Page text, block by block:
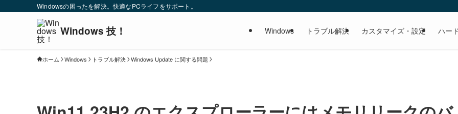
Windowsの困ったを解決。快適なPCライフをサポート。
Windows トラブル解決 カスタマイズ・設定 ハー
ホーム Windows トラブル解決 Windows Update に関する問題